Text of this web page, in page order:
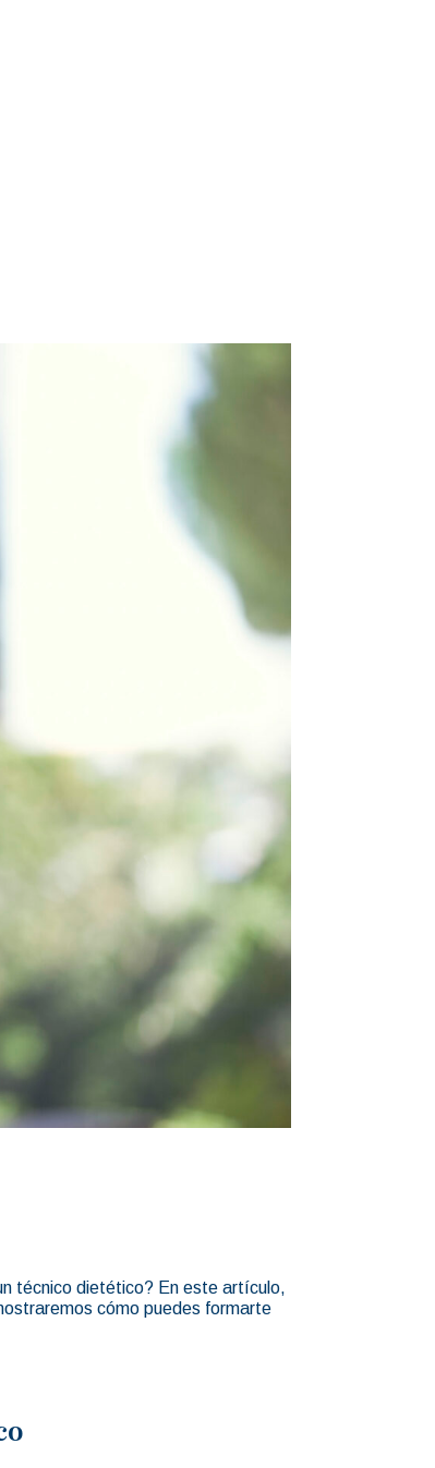
técnico dietético? En este artículo,
cómo puedes formarte